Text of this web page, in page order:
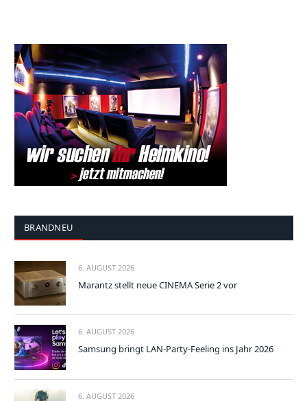
BRANDNEU
6. AUGUST 2026
Marantz stellt neue CINEMA Serie 2 vor
6. AUGUST 2026
Samsung bringt LAN-Party-Feeling ins Jahr 2026
6. AUGUST 2026